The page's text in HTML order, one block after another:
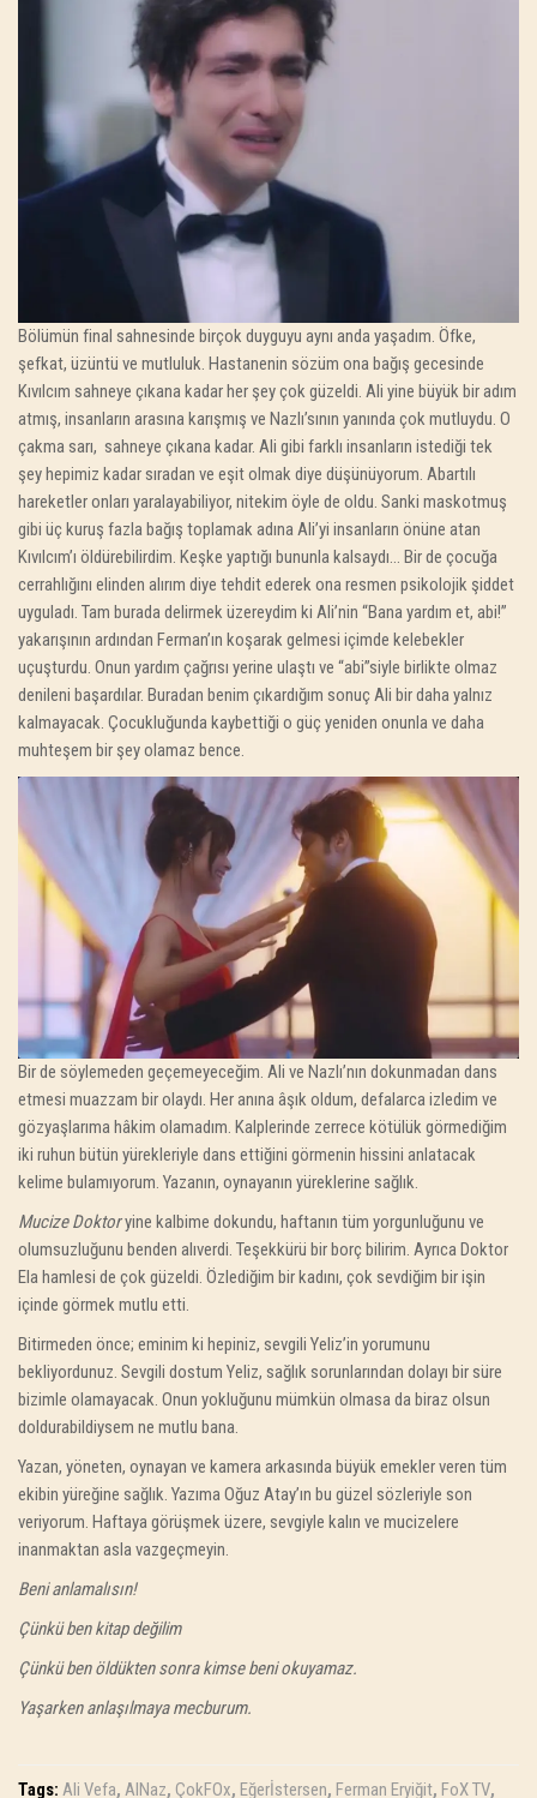
Bölümün final sahnesinde birçok duyguyu aynı anda yaşadım. Öfke,
şefkat, üzüntü ve mutluluk. Hastanenin sözüm ona bağış gecesinde
Kıvılcım sahneye çıkana kadar her şey çok güzeldi. Ali yine büyük bir adım
atmış, insanların arasına karışmış ve Nazlı’sının yanında çok mutluydu. O
çakma sarı, sahneye çıkana kadar. Ali gibi farklı insanların istediği tek
şey hepimiz kadar sıradan ve eşit olmak diye düşünüyorum. Abartılı
hareketler onları yaralayabiliyor, nitekim öyle de oldu. Sanki maskotmuş
gibi üç kuruş fazla bağış toplamak adına Ali’yi insanların önüne atan
Kıvılcım’ı öldürebilirdim. Keşke yaptığı bununla kalsaydı… Bir de çocuğa
cerrahlığını elinden alırım diye tehdit ederek ona resmen psikolojik şiddet
uyguladı. Tam burada delirmek üzereydim ki Ali’nin “Bana yardım et, abi!”
yakarışının ardından Ferman’ın koşarak gelmesi içimde kelebekler
uçuşturdu. Onun yardım çağrısı yerine ulaştı ve “abi”siyle birlikte olmaz
denileni başardılar. Buradan benim çıkardığım sonuç Ali bir daha yalnız
kalmayacak. Çocukluğunda kaybettiği o güç yeniden onunla ve daha
muhteşem bir şey olamaz bence.
Bir de söylemeden geçemeyeceğim. Ali ve Nazlı’nın dokunmadan dans
etmesi muazzam bir olaydı. Her anına âşık oldum, defalarca izledim ve
gözyaşlarıma hâkim olamadım. Kalplerinde zerrece kötülük görmediğim
iki ruhun bütün yürekleriyle dans ettiğini görmenin hissini anlatacak
kelime bulamıyorum. Yazanın, oynayanın yüreklerine sağlık.
Mucize Doktoryine kalbime dokundu, haftanın tüm yorgunluğunu ve
olumsuzluğunu benden alıverdi. Teşekkürü bir borç bilirim. Ayrıca Doktor
Ela hamlesi de çok güzeldi. Özlediğim bir kadını, çok sevdiğim bir işin
içinde görmek mutlu etti.
Bitirmeden önce; eminim ki hepiniz, sevgili Yeliz’in yorumunu
bekliyordunuz. Sevgili dostum Yeliz, sağlık sorunlarından dolayı bir süre
bizimle olamayacak. Onun yokluğunu mümkün olmasa da biraz olsun
doldurabildiysem ne mutlu bana.
Yazan, yöneten, oynayan ve kamera arkasında büyük emekler veren tüm
ekibin yüreğine sağlık. Yazıma Oğuz Atay’ın bu güzel sözleriyle son
veriyorum. Haftaya görüşmek üzere, sevgiyle kalın ve mucizelere
inanmaktan asla vazgeçmeyin.
Beni anlamalısın!
Çünkü ben kitap değilim
Çünkü ben öldükten sonra kimse beni okuyamaz.
Yaşarken anlaşılmaya mecburum.
Tags: Ali Vefa, AlNaz, ÇokFOx, Eğerİstersen, Ferman Eryiğit, FoX TV,